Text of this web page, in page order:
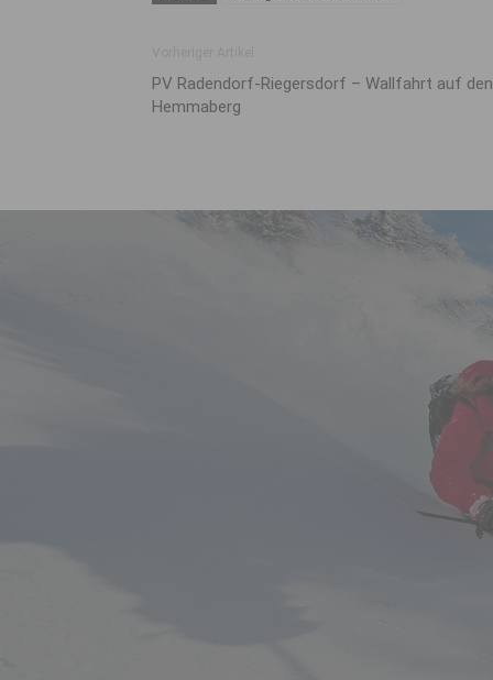
PV Radendorf-Riegersdorf – Wallfahrt auf den
Hemmaberg